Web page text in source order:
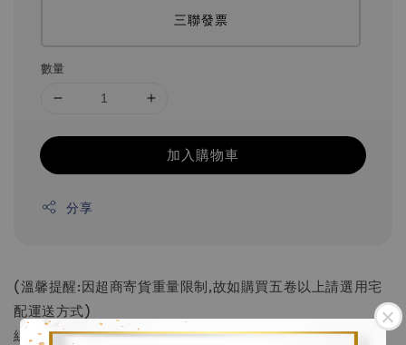
三聯發票
數量
加入購物車
分享
(溫馨提醒:因超商寄貨重量限制,故如購買五卷以上請選用宅
配運送方式)
線徑1.75mm